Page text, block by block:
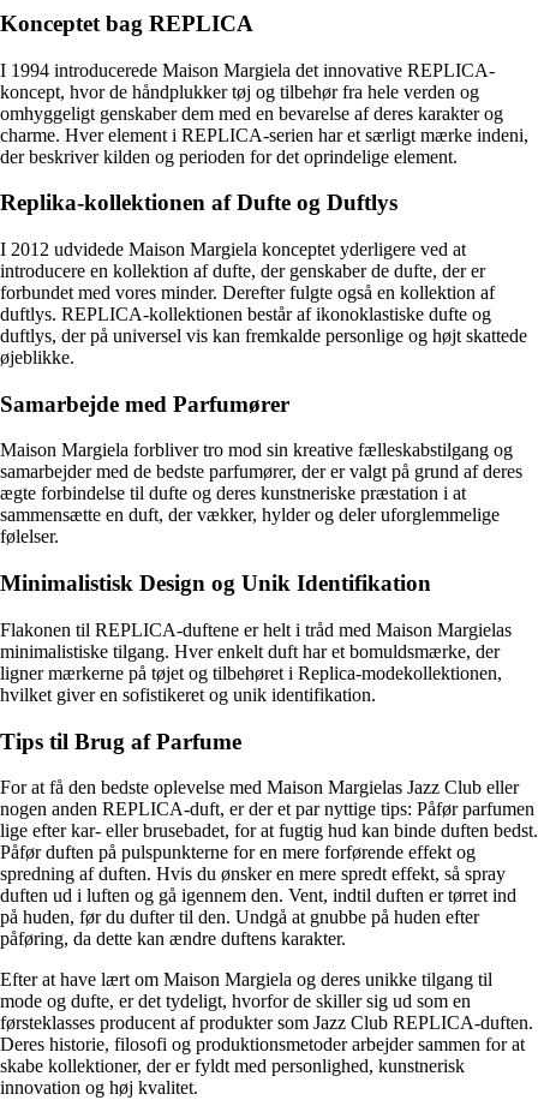
Konceptet bag REPLICA
I 1994 introducerede Maison Margiela det innovative REPLICA-
koncept, hvor de håndplukker tøj og tilbehør fra hele verden og
omhyggeligt genskaber dem med en bevarelse af deres karakter og
charme. Hver element i REPLICA-serien har et særligt mærke indeni,
der beskriver kilden og perioden for det oprindelige element.
Replika-kollektionen af Dufte og Duftlys
I 2012 udvidede Maison Margiela konceptet yderligere ved at
introducere en kollektion af dufte, der genskaber de dufte, der er
forbundet med vores minder. Derefter fulgte også en kollektion af
duftlys. REPLICA-kollektionen består af ikonoklastiske dufte og
duftlys, der på universel vis kan fremkalde personlige og højt skattede
øjeblikke.
Samarbejde med Parfumører
Maison Margiela forbliver tro mod sin kreative fælleskabstilgang og
samarbejder med de bedste parfumører, der er valgt på grund af deres
ægte forbindelse til dufte og deres kunstneriske præstation i at
sammensætte en duft, der vækker, hylder og deler uforglemmelige
følelser.
Minimalistisk Design og Unik Identifikation
Flakonen til REPLICA-duftene er helt i tråd med Maison Margielas
minimalistiske tilgang. Hver enkelt duft har et bomuldsmærke, der
ligner mærkerne på tøjet og tilbehøret i Replica-modekollektionen,
hvilket giver en sofistikeret og unik identifikation.
Tips til Brug af Parfume
For at få den bedste oplevelse med Maison Margielas Jazz Club eller
nogen anden REPLICA-duft, er der et par nyttige tips: Påfør parfumen
lige efter kar- eller brusebadet, for at fugtig hud kan binde duften bedst.
Påfør duften på pulspunkterne for en mere forførende effekt og
spredning af duften. Hvis du ønsker en mere spredt effekt, så spray
duften ud i luften og gå igennem den. Vent, indtil duften er tørret ind
på huden, før du dufter til den. Undgå at gnubbe på huden efter
påføring, da dette kan ændre duftens karakter.
Efter at have lært om Maison Margiela og deres unikke tilgang til
mode og dufte, er det tydeligt, hvorfor de skiller sig ud som en
førsteklasses producent af produkter som Jazz Club REPLICA-duften.
Deres historie, filosofi og produktionsmetoder arbejder sammen for at
skabe kollektioner, der er fyldt med personlighed, kunstnerisk
innovation og høj kvalitet.